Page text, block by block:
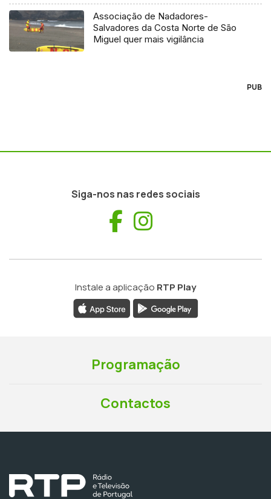
Associação de Nadadores-
Salvadores da Costa Norte de São
Miguel quer mais vigilância
PUB
Siga-nos nas redes sociais
Facebook
Instale a aplicação RTP Play
Programação
Contactos